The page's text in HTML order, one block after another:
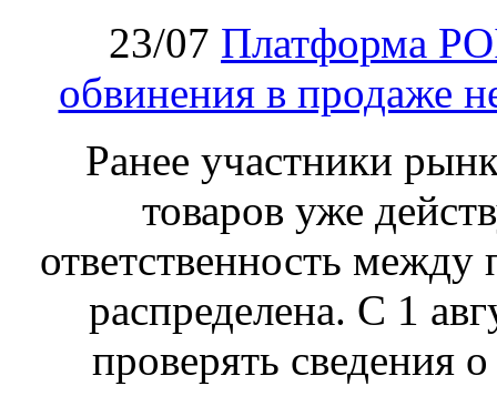
23/07 Платформа
обвинения в продаже
Ранее участники
товаров уже
ответственность
распределена. С 1
проверять сведения